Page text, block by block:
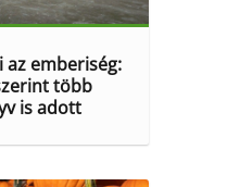
az emberiség:
több
is adott